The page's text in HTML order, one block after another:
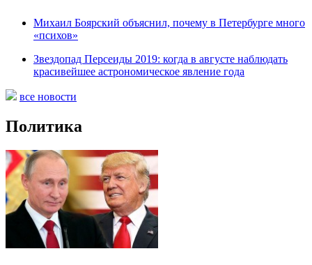
Михаил Боярский объяснил, почему в Петербурге много
«психов»
Звездопад Персеиды 2019: когда в августе наблюдать
красивейшее астрономическое явление года
все новости
Политика